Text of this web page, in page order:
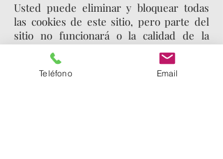
Usted puede eliminar y bloquear todas
las cookies de este sitio, pero parte del
sitio no funcionará o la calidad de la
página web puede verse afectada.
Si tiene cualquier duda acerca de nuestra
política de cookies, puede contactar con
Teléfono Email